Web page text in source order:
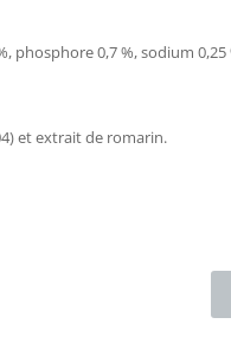
0,7 %, sodium 0,25
et extrait de romarin.